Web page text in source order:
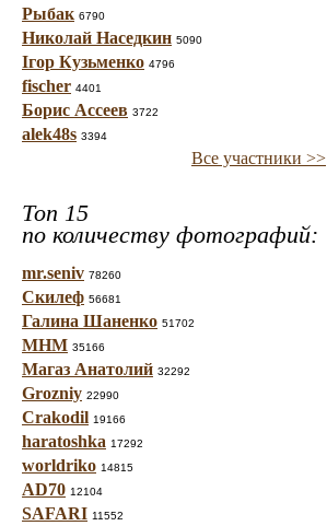
Рыбак 6790
Николай Наседкин 5090
Ігор Кузьменко 4796
fischer 4401
Борис Ассеев 3722
alek48s 3394
Все участники >>
Топ 15
по количеству фотографий:
mr.seniv 78260
Скилеф 56681
Галина Шаненко 51702
МНМ 35166
Магаз Анатолий 32292
Grozniy 22990
Crakodil 19166
haratoshka 17292
worldriko 14815
AD70 12104
SAFARI 11552